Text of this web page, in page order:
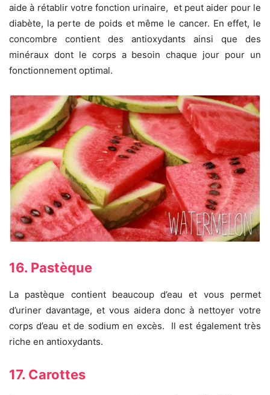
aide à rétablir votre fonction urinaire, et peut aider pour le
diabète, la perte de poids et même le cancer. En effet, le
concombre contient des antioxydants ainsi que des
minéraux dont le corps a besoin chaque jour pour un
fonctionnement optimal.
16. Pastèque
La pastèque contient beaucoup d’eau et vous permet
d’uriner davantage, et vous aidera donc à nettoyer votre
corps d’eau et de sodium en excès. Il est également très
riche en antioxydants.
17. Carottes